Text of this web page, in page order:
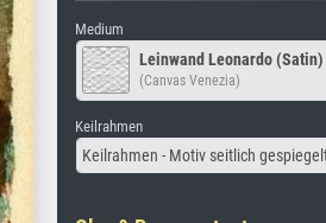
Medium
Leinwand Leonardo (Satin)
(Canvas Venezia)
Keilrahmen
Keilrahmen - Motiv seitlich